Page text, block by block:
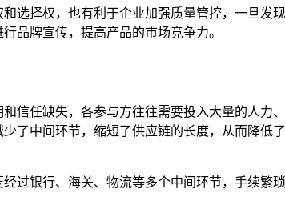
选择权，也有利于企业加强质量管控，一旦
品牌宣传，提高产品的市场竞争力。
信任缺失，各参与方往往需要投入大量的人
了中间环节，缩短了供应链的长度，从而降
过银行、海关、物流等多个中间环节，手续